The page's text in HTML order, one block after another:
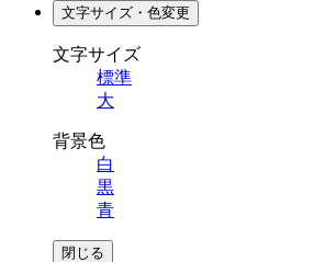
文字サイズ・色変更
文字サイズ
標準
大
背景色
白
黒
青
閉じる